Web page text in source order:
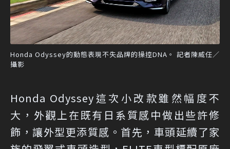
Honda Odyssey的動態表現不失品牌的操控DNA。 記者陳威任／
攝影
Honda Odyssey這次小改款雖然幅度不
大，外觀上在既有日系質感中做出些許修
飾，讓外型更添質感。首先，車頭延續了家